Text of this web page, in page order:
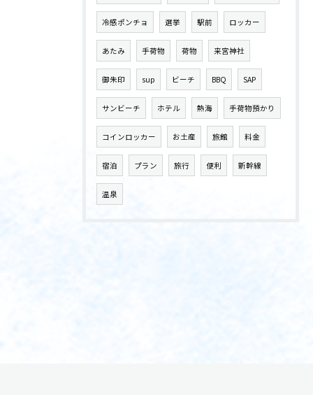
冷感ポンチョ 選挙 駅前 ロッカー
あたみ 手荷物 荷物 来宮神社
御朱印 sup ビーチ BBQ SAP
サンビーチ ホテル 熱海 手荷物預かり
コインロッカー お土産 旅館 料金
宿泊 プラン 旅行 便利 新幹線
温泉